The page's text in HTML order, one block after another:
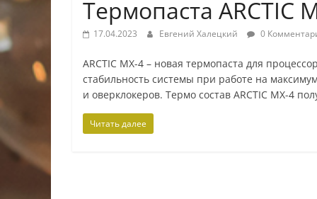
Термопаста ARCTIC
17.04.2023 Евгений Халецкий 0
ARCTIC MX-4 – новая термопаста для
стабильность системы при работе на
и оверклокеров. Термо состав ARCTIC MX-4
Читать далее